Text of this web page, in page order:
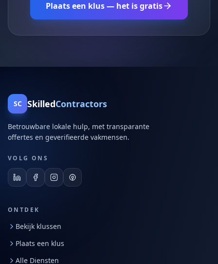
Plaats een klus — het is gratis
SC SkilledContractors
Betrouwbare lokale hulp, met transparante
offertes en geverifieerde vakmensen.
VOLG ONS
ONTDEK
Bekijk klussen
Plaats een klus
Alle Diensten